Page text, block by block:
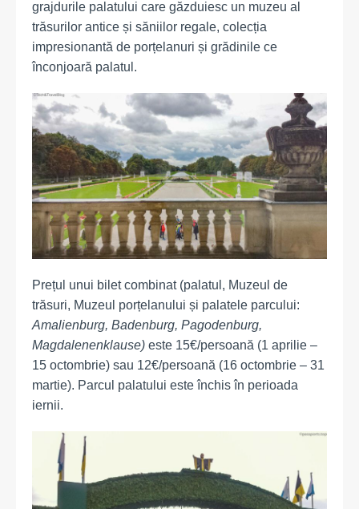
grajdurile palatului care găzduiesc un muzeu al
trăsurilor antice și săniilor regale, colecția
impresionantă de porțelanuri și grădinile ce
înconjoară palatul.
Prețul unui bilet combinat (palatul, Muzeul de
trăsuri, Muzeul porțelanului și palatele parcului:
Amalienburg, Badenburg, Pagodenburg,
Magdalenenklause) este 15€/persoană (1 aprilie –
15 octombrie) sau 12€/persoană (16 octombrie – 31
martie). Parcul palatului este închis în perioada
iernii.